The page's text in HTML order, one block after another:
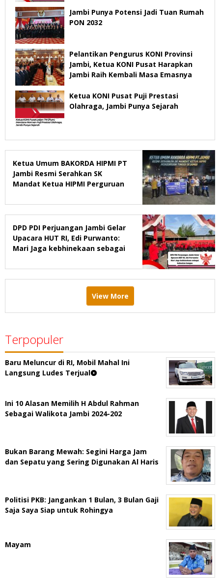
Jambi Punya Potensi Jadi Tuan Rumah
PON 2032
Pelantikan Pengurus KONI Provinsi
Jambi, Ketua KONI Pusat Harapkan
Jambi Raih Kembali Masa Emasnya
Ketua KONI Pusat Puji Prestasi
Olahraga, Jambi Punya Sejarah
Ketua Umum BAKORDA HIPMI PT
Jambi Resmi Serahkan SK
Mandat Ketua HIPMI Perguruan
DPD PDI Perjuangan Jambi Gelar
Upacara HUT RI, Edi Purwanto:
Mari Jaga kebhinekaan sebagai
View More
Terpopuler
Baru Meluncur di RI, Mobil Mahal Ini
Langsung Ludes Terjual
Ini 10 Alasan Memilih H Abdul Rahman
Sebagai Walikota Jambi 2024-202
Bukan Barang Mewah: Segini Harga Jam
dan Sepatu yang Sering Digunakan Al Haris
Politisi PKB: Jangankan 1 Bulan, 3 Bulan Gaji
Saja Saya Siap untuk Rohingya
Mayam